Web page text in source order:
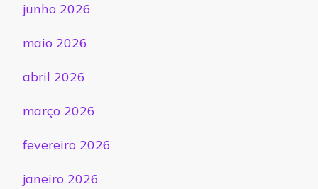
junho 2026
maio 2026
abril 2026
março 2026
fevereiro 2026
janeiro 2026